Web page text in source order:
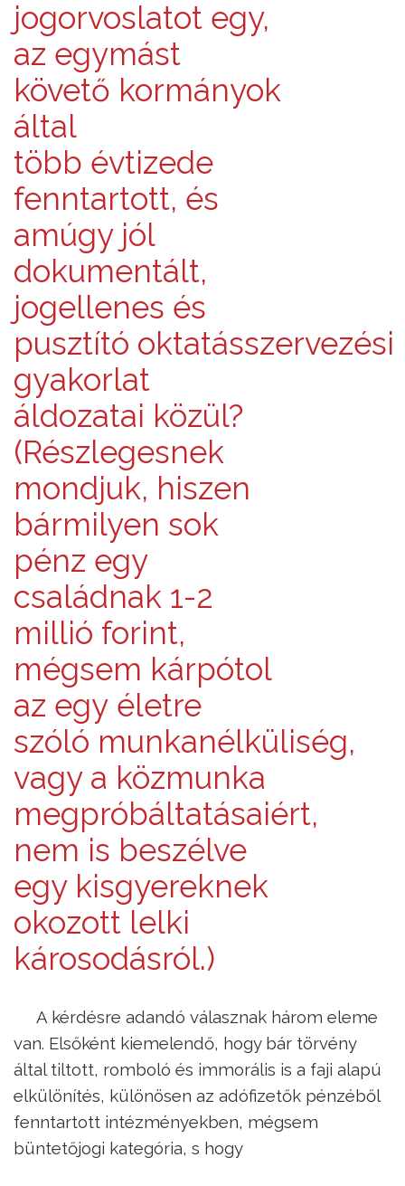
jogorvoslatot egy,
az egymást
követő kormányok
által
több évtizede
fenntartott, és
amúgy jól
dokumentált,
jogellenes és
pusztító oktatásszervezési
gyakorlat
áldozatai közül?
(Részlegesnek
mondjuk, hiszen
bármilyen sok
pénz egy
családnak 1-2
millió forint,
mégsem kárpótol
az egy életre
szóló munkanélküliség,
vagy a közmunka
megpróbáltatásaiért,
nem is beszélve
egy kisgyereknek
okozott lelki
károsodásról.)
A kérdésre adandó válasznak három eleme
van. Elsőként kiemelendő, hogy bár törvény
által tiltott, romboló és immorális is a faji alapú
elkülönítés, különösen az adófizetők pénzéből
fenntartott intézményekben, mégsem
büntetőjogi kategória, s hogy